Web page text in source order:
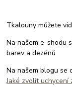
Tkalouny můžete
Na našem e-shodu
barev a dezénů
Na našem blogu se
Jaké zvolit uchycení